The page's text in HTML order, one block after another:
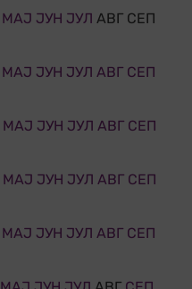
МАЈ ЈУН ЈУЛ АВГ СЕП
МАЈ ЈУН ЈУЛ АВГ СЕП
МАЈ ЈУН ЈУЛ АВГ СЕП
МАЈ ЈУН ЈУЛ АВГ СЕП
МАЈ ЈУН ЈУЛ АВГ СЕП